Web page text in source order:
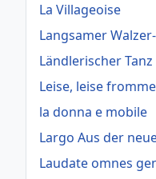
La Villageoise
Langsamer
Ländlerischer
Leise, leise
la donna e mobile
Largo Aus der
Laudate omnes